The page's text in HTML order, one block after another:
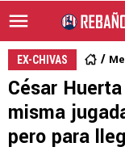
EX-CHIVAS
César
misma
pero para